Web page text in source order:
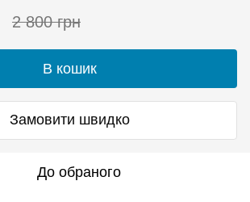
2 800 грн
В кошик
Замовити швидко
До обраного